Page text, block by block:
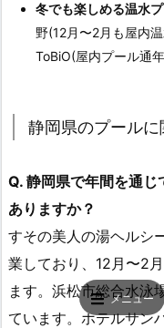
冬でも楽しめる温水
野(12月〜2月も屋内
ToBiO(屋内プール通
静岡県のプール
Q. 静岡県で年間を通
ありますか？
すその美人の湯ヘルシ
業しており、12月〜2
ます。浜松市総合水泳
ています。ホテルサン
メニュー